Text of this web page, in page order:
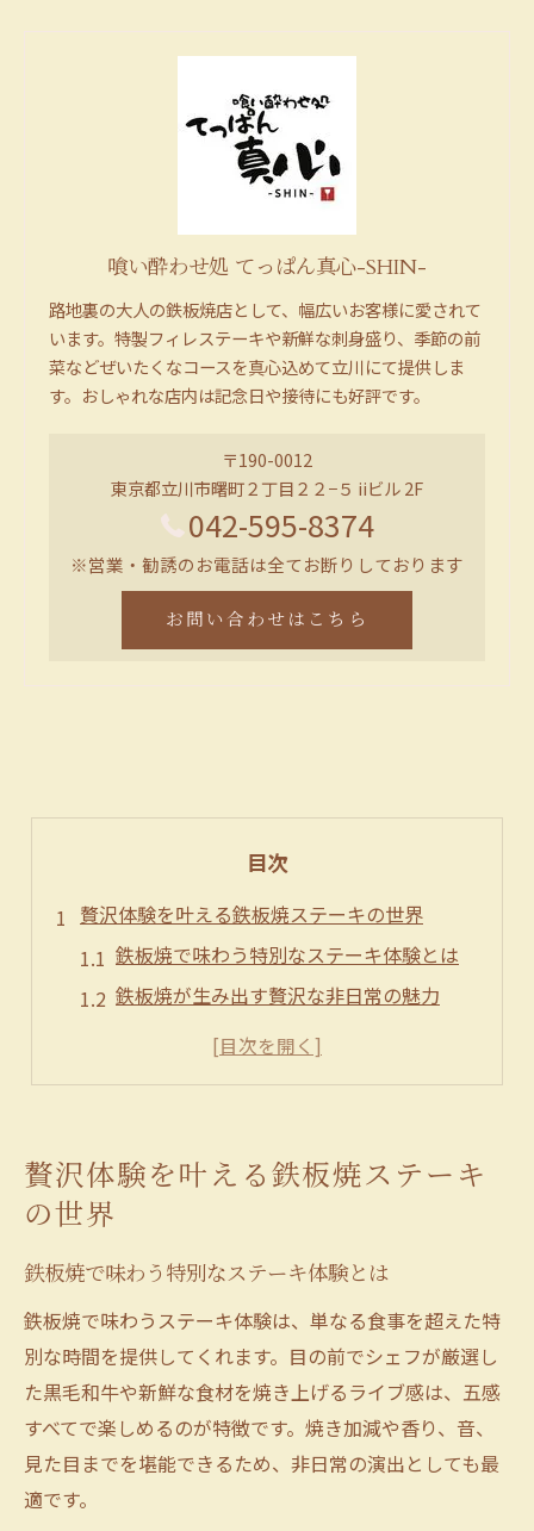
喰い酔わせ処 てっぱん真心-SHIN-
路地裏の大人の鉄板焼店として、幅広いお客様に愛されて
います。特製フィレステーキや新鮮な刺身盛り、季節の前
菜などぜいたくなコースを真心込めて立川にて提供しま
す。おしゃれな店内は記念日や接待にも好評です。
〒190-0012
東京都立川市曙町２丁目２２−５ iiビル 2F
042-595-8374
※営業・勧誘のお電話は全てお断りしております
お問い合わせはこちら
目次
贅沢体験を叶える鉄板焼ステーキの世界
鉄板焼で味わう特別なステーキ体験とは
鉄板焼が生み出す贅沢な非日常の魅力
鉄板焼ステーキが人気の理由と注目点
厳選食材で味わう鉄板焼の魅力を徹底解説
鉄板焼が引き出す厳選食材の旨味とは
選び抜かれた鉄板焼食材のこだわり
鉄板焼ステーキの素材選びのポイント
新鮮な食材を楽しむ鉄板焼ステーキの極意
非日常のひととき鉄板焼ステーキの楽しみ方
鉄板焼独自のライブ感を味わうコツ
ステーキと共に楽しむ鉄板焼の演出
贅沢体験を叶える鉄板焼ステーキ
の世界
鉄板焼で味わう特別なステーキ体験とは
鉄板焼で味わうステーキ体験は、単なる食事を超えた特
別な時間を提供してくれます。目の前でシェフが厳選し
た黒毛和牛や新鮮な食材を焼き上げるライブ感は、五感
すべてで楽しめるのが特徴です。焼き加減や香り、音、
見た目までを堪能できるため、非日常の演出としても最
適です。